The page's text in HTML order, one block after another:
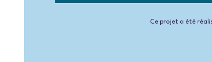
Ce projet a été